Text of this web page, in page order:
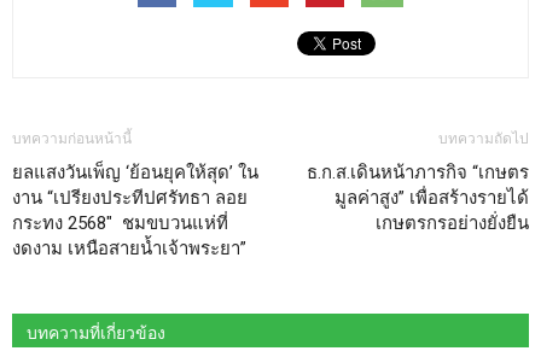
บทความก่อนหน้านี้
ยลแสงวันเพ็ญ ‘ย้อนยุคให้สุด’ ใน
งาน “เปรียงประทีปศรัทธา ลอย
กระทง 2568″ ชมขบวนแห่ที่
งดงาม เหนือสายน้ำเจ้าพระยา”
บทความถัดไป
ธ.ก.ส.เดินหน้าภารกิจ “เกษตร
มูลค่าสูง” เพื่อสร้างรายได้
เกษตรกรอย่างยั่งยืน
บทความที่เกี่ยวข้อง